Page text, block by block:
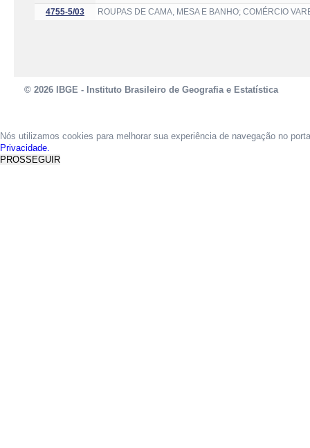
4755-5/03 ROUPAS DE CAMA, MESA E BANHO; COMÉRCIO
© 2026 IBGE - Instituto Brasileiro de Geografia e Estatística
Nós utilizamos cookies para melhorar sua experiência de navegação no
Privacidade.
PROSSEGUIR